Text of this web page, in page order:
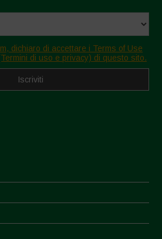
dichiaro di accettare i Terms of Use
di uso e privacy) di questo sito.